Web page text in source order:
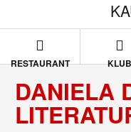
RESTAURANT KLUB
DANIELA